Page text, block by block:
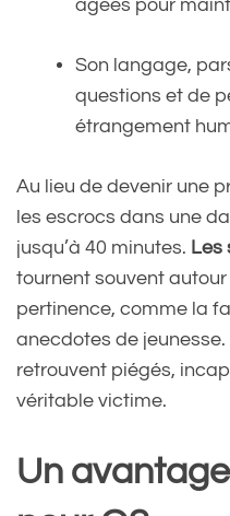
âgées pour
Son langage,
questions et de
étrangement
Au lieu de devenir une
les escrocs dans une
jusqu’à 40 minutes. Les
tournent souvent
pertinence, comme la
anecdotes de
retrouvent piégés,
véritable victime.
Un